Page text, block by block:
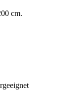
cm.